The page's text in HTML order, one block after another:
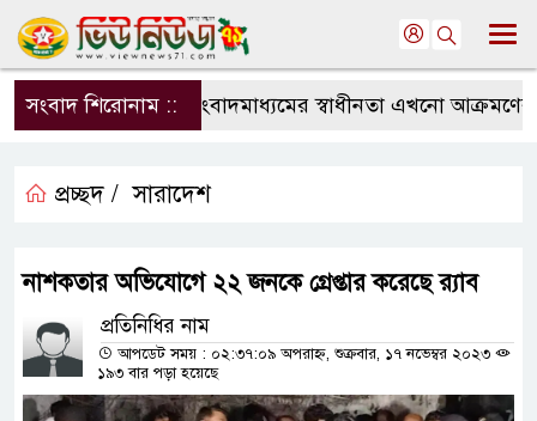
সংবাদ শিরোনাম ::সংবাদমাধ্যমের স্বাধীনতা এখনো আক্রমণের
প্রচ্ছদ / সারাদেশ
নাশকতার অভিযোগে ২২ জনকে গ্রেপ্তার করেছে র‌্যাব
প্রতিনিধির নাম
আপডেট সময় : ০২:৩৭:০৯ অপরাহ্ন, শুক্রবার, ১৭ নভেম্বর ২০২৩
১৯৩ বার পড়া হয়েছে